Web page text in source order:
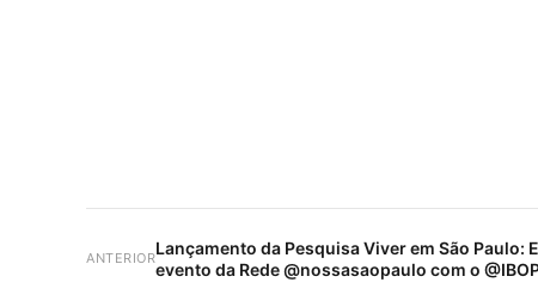
ANTERIORLançamento da Pesquisa Viver em São Paulo:
evento da Rede @nossasaopaulo com o